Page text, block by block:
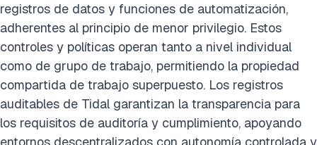
registros de datos y funciones de automatización,
adherentes al principio de menor privilegio. Estos
controles y políticas operan tanto a nivel individual
como de grupo de trabajo, permitiendo la propiedad
compartida de trabajo superpuesto. Los registros
auditables de Tidal garantizan la transparencia para
los requisitos de auditoría y cumplimiento, apoyando